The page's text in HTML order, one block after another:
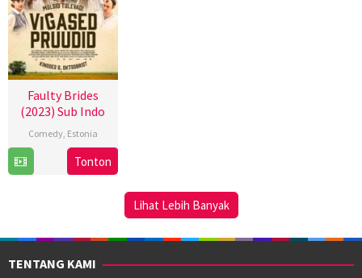
Faulty Brides
(2023) Sub Indo
Comedy, Estonia
Oct
Ergo
Kuld
Tonton
Lihat Lebih Banyak
TENTANG KAMI